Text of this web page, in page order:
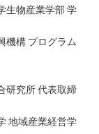
生物産業学部 学
機構 プログラム
研究所 代表取締
地域産業経営学